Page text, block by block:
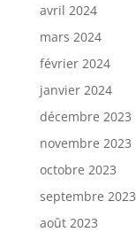
avril 2024
mars 2024
février 2024
janvier 2024
décembre 2023
novembre 2023
octobre 2023
septembre 2023
août 2023